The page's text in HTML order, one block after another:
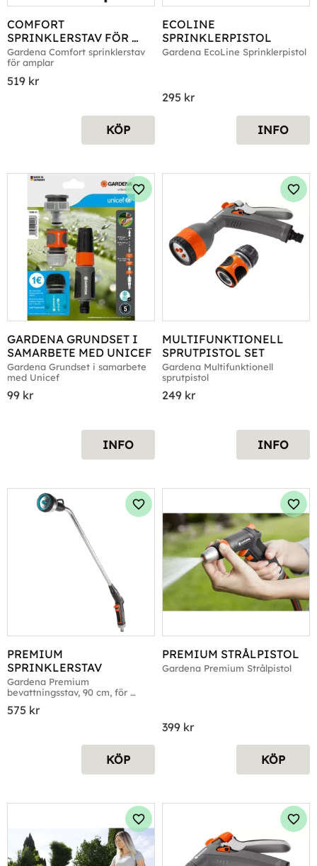
COMFORT
SPRINKLERSTAV FÖR
AMPLAR
Gardena Comfort sprinklerstav
för amplar
519 kr
KÖP
ECOLINE
SPRINKLERPISTOL
Gardena EcoLine Sprinklerpistol
295 kr
INFO
GARDENA GRUNDSET I
SAMARBETE MED UNICEF
Gardena Grundset i samarbete
med Unicef
99 kr
Lägg till i favoriter
INFO
MULTIFUNKTIONELL
SPRUTPISTOL SET
Gardena Multifunktionell
sprutpistol
249 kr
INFO
PREMIUM
SPRINKLERSTAV
Gardena Premium
bevattningsstav, 90 cm, för
sprutmönster
575 kr
Lägg till i favoriter
KÖP
PREMIUM STRÅLPISTOL
Gardena Premium Strålpistol
399 kr
KÖP
Lägg till i favoriter